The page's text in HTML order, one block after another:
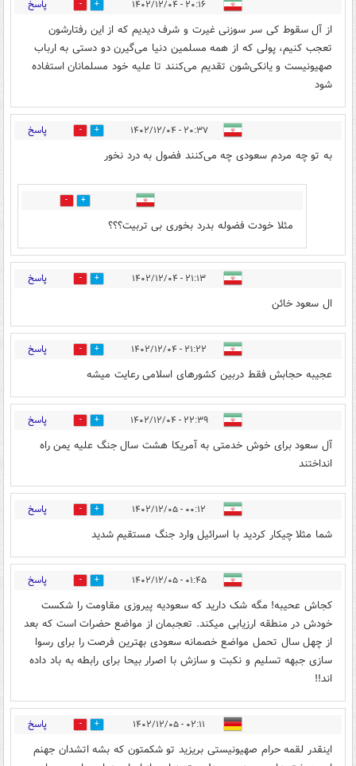
۲۰:۱۶ - ۱۴۰۲/۱۲/۰۴ 6 پاسخ
از آل سقوط کی سر سوزنی غیرت و شرف دیدیم که از این رفتارشون
تعجب کنیم، پولی که از همه مسلمین دنیا می‌گیرن دو دستی به ارباب
صهیونیست و یانکی‌شون تقدیم می‌کنند تا علیه خود مسلمانان استفاده
شود
۲۰:۳۷ - ۱۴۰۲/۱۲/۰۴ 5 پاسخ
به تو چه مردم سعودی چه می‌کنند فضول به درد نخور
1
مثلا خودت فضوله بدرد بخوری بی تربیت؟؟؟
۲۱:۱۳ - ۱۴۰۲/۱۲/۰۴ 10 پاسخ
ال سعود خائن
۲۱:۲۲ - ۱۴۰۲/۱۲/۰۴ 0 پاسخ
عجیبه حجابش فقط دربین کشورهای اسلامی رعایت میشه
۲۲:۳۹ - ۱۴۰۲/۱۲/۰۴ 2 پاسخ
آل سعود برای خوش خدمتی به آمریکا هشت سال جنگ عليه یمن راه
انداختند
۰۰:۱۲ - ۱۴۰۲/۱۲/۰۵ 0 پاسخ
شما مثلا چیکار کردید با اسرائیل وارد جنگ مستقیم شدید
۰۱:۴۵ - ۱۴۰۲/۱۲/۰۵ 1 پاسخ
کجاش عحیبه! مگه شک دارید که سعودیه پیروزی مقاومت را شکست
خودش در منطقه ارزیابی میکند. تعجبمان از مواضع حضرات است که بعد
از چهل سال تحمل مواضع خصمانه سعودی بهترین فرصت را برای رسوا
سازی جبهه تسلیم و نکبت و سازش با اصرار بیحا برای رابطه به باد داده
اند!!
۰۲:۱۱ - ۱۴۰۲/۱۲/۰۵ 4 پاسخ
اینقدر لقمه حرام صهیونیستی بریزید تو شکمتون که بشه اتشدان جهنم